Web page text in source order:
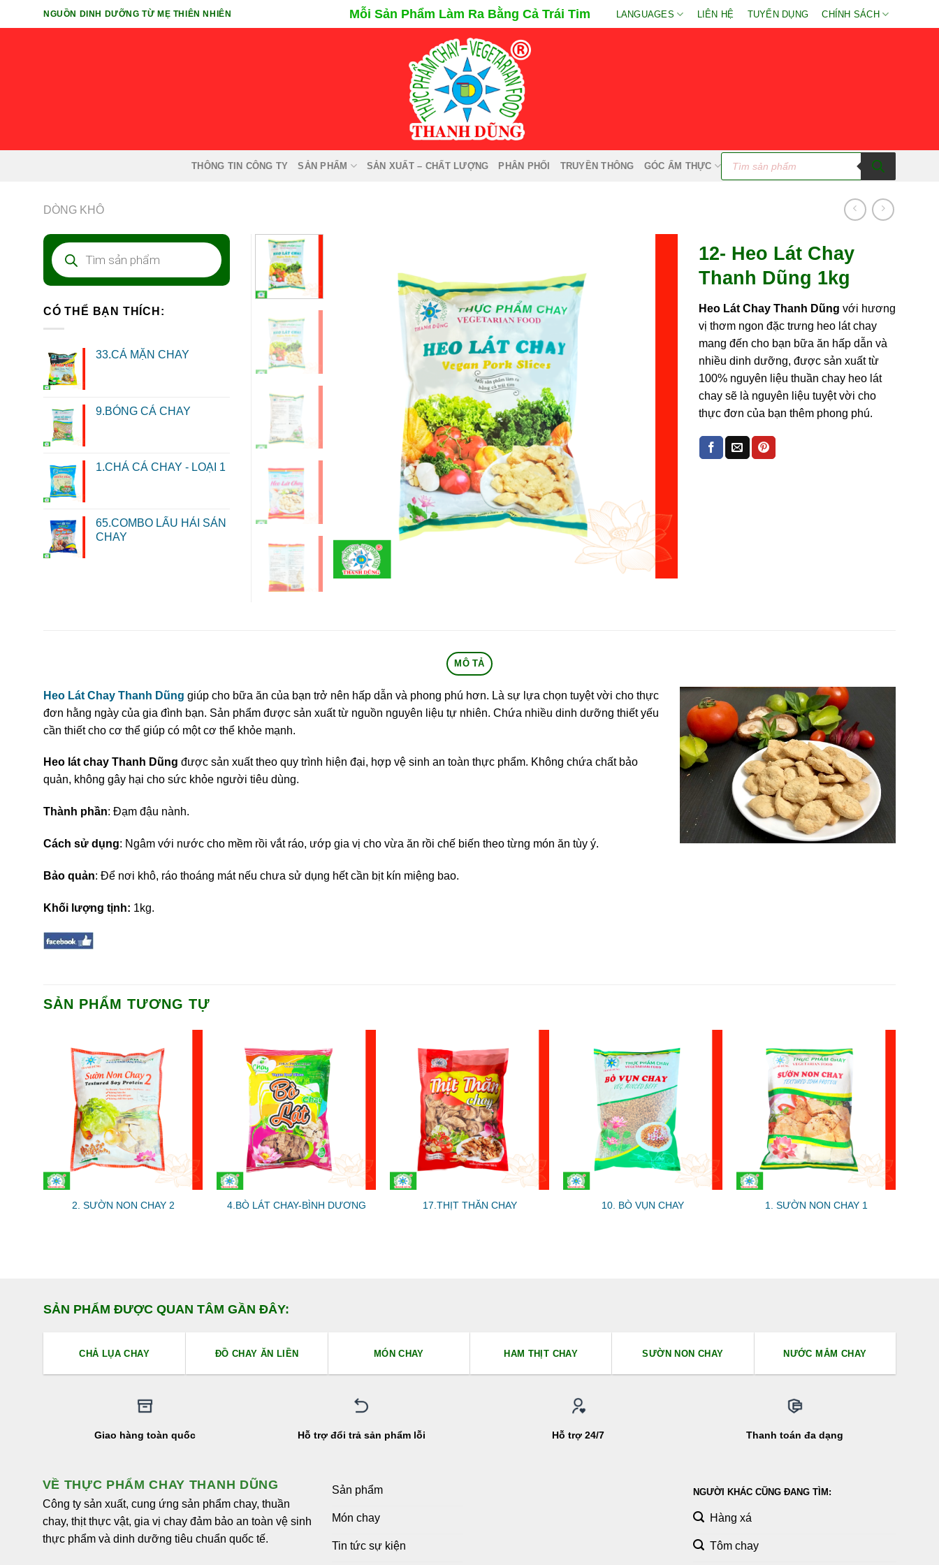
đến
NGUỒN DINH DƯỠNG TỪ MẸ THIÊN NHIÊN Mỗi Sản Phẩm Làm Ra Bằng Cả Trái Tim LANGUAGES LIÊN HỆ TUYỂN DỤNG CHÍNH SÁCH
THÔNG TIN CÔNG TY SẢN PHẨM SẢN XUẤT – CHẤT LƯỢNG PHÂN PHỐI TRUYỀN THÔNG GÓC ẨM THỰC
Tìm
kiếm
phẩm
DÒNG KHÔ
12- Heo Lát Chay
Thanh Dũng 1kg
Heo Lát Chay Thanh Dũng với hương
vị thơm ngon đặc trưng heo lát chay
mang đến cho bạn bữa ăn hấp dẫn và
nhiều dinh dưỡng, được sản xuất từ
100% nguyên liệu thuần chay heo lát
chay sẽ là nguyên liệu tuyệt vời cho
thực đơn của bạn thêm phong phú.
Tìm
kiếm
sản
phẩm
CÓ THỂ BẠN THÍCH:
33.CÁ MẶN CHAY
9.BÓNG CÁ CHAY
1.CHẢ CÁ CHAY - LOẠI 1
65.COMBO LẨU HẢI SẢN
CHAY
MÔ TẢ
Heo Lát Chay Thanh Dũng giúp cho bữa ăn của bạn trở nên hấp dẫn và phong phú hơn. Là sự lựa chọn tuyệt vời cho thực
đơn hằng ngày của gia đình bạn. Sản phẩm được sản xuất từ nguồn nguyên liệu tự nhiên. Chứa nhiều dinh dưỡng thiết yếu
cần thiết cho cơ thể giúp có một cơ thể khỏe mạnh.
Heo lát chay Thanh Dũng được sản xuất theo quy trình hiện đại, hợp vệ sinh an toàn thực phẩm. Không chứa chất bảo
quản, không gây hại cho sức khỏe người tiêu dùng.
Thành phần: Đạm đậu nành.
Cách sử dụng: Ngâm với nước cho mềm rồi vắt ráo, ướp gia vị cho vừa ăn rồi chế biến theo từng món ăn tùy ý.
Bảo quản: Để nơi khô, ráo thoáng mát nếu chưa sử dụng hết cần bịt kín miệng bao.
Khối lượng tịnh: 1kg.
SẢN PHẨM TƯƠNG TỰ
2. SƯỜN NON CHAY 2 4.BÒ LÁT CHAY-BÌNH DƯƠNG 17.THỊT THĂN CHAY 10. BÒ VỤN CHAY 1. SƯỜN NON CHAY 1
SẢN PHẨM ĐƯỢC QUAN TÂM GẦN ĐÂY:
CHẢ LỤA CHAY ĐỒ CHAY ĂN LIỀN MÓN CHAY HAM THỊT CHAY SƯỜN NON CHAY NƯỚC MẮM CHAY
Giao hàng toàn quốc Hỗ trợ đổi trả sản phẩm lỗi Hỗ trợ 24/7 Thanh toán đa dạng
VỀ THỰC PHẨM CHAY THANH DŨNG
Công ty sản xuất, cung ứng sản phẩm chay, thuần
chay, thịt thực vật, gia vị chay đảm bảo an toàn vệ sinh
thực phẩm và dinh dưỡng tiêu chuẩn quốc tế.
Sản phẩm
Món chay
Tin tức sự kiện
NGƯỜI KHÁC CŨNG ĐANG TÌM:
Hàng xá
Tôm chay